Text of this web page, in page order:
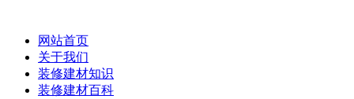
网站首页
关于我们
装修建材知识
装修建材百科